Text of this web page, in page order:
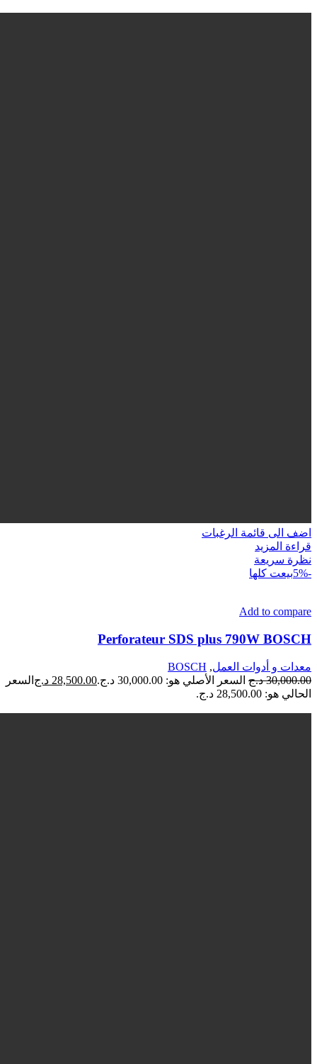
اضف الى قائمة الرغبات
قراءة المزيد
نظرة سريعة
-5%
بيعت كلها
Add to compare
Perforateur SDS plus 790W BOSCH
معدات و أدوات العمل,
BOSCH
30,000.00 د.ج السعر الأصلي هو: 30,000.00 د.ج. 28,500.00 د.ج السعر
الحالي هو: 28,500.00 د.ج.